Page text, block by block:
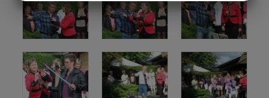
MARKETING STATISTIK